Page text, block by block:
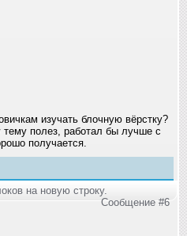
изучать блочную вёрстку?
полез, работал бы лучше с
получается.
на новую строку.
Сообщение #6